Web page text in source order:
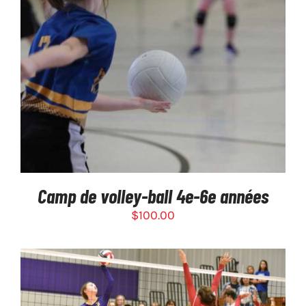
SÉLECTIONNEZ LES OPTIONS
DÉTAILS
Camp de volley-ball 4e-6e années
$100.00